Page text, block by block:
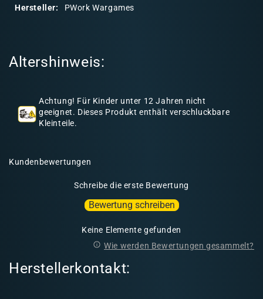
n
Hersteller: PWork Wargames
Altershinweis:
Achtung! Für Kinder unter 12 Jahren nicht
geeignet. Dieses Produkt enthält verschluckbare
Kleinteile.
Kundenbewertungen
Schreibe die erste Bewertung
Bewertung schreiben
Keine Elemente gefunden
Wie werden Bewertungen gesammelt?
Herstellerkontakt: